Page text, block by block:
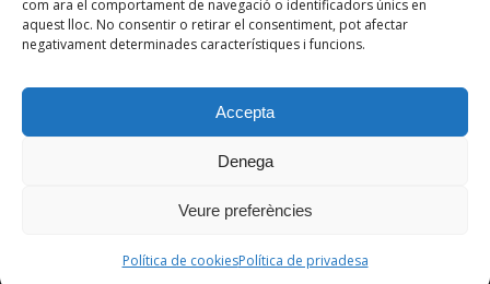
com ara el comportament de navegació o identificadors únics en
aquest lloc. No consentir o retirar el consentiment, pot afectar
negativament determinades característiques i funcions.
Accepta
Denega
Veure preferències
Política de cookiesPolítica de privadesa
federacio@fedecatjudo.cat
Consultores S.L.